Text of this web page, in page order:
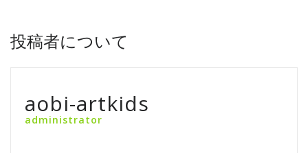
投稿者について
aobi-artkids
administrator